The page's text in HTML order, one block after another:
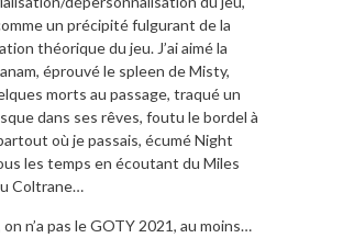
un précipité fulgurant de la
théorique du jeu. J’ai aimé la
éprouvé le spleen de Misty,
morts au passage, traqué un
dans ses rêves, foutu le bordel à
où je passais, écumé Night
les temps en écoutant du Miles
Coltrane…
on n’a pas le GOTY 2021, au moins…